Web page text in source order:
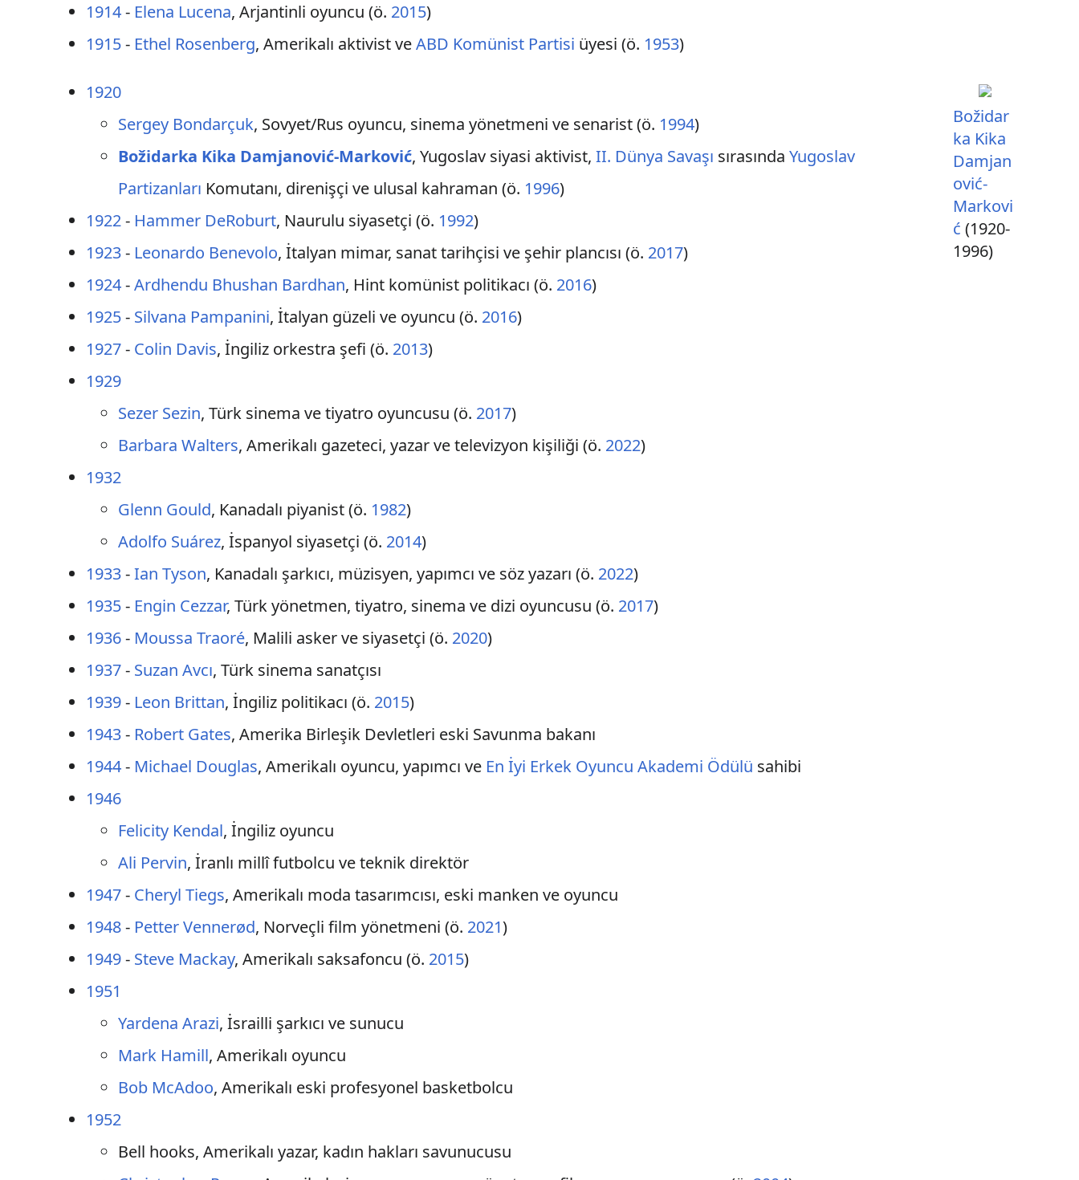
1914- Elena Lucena, Arjantinli oyuncu (ö. 2015)
1915- Ethel Rosenberg, Amerikalı aktivist veABD Komünist Partisi üyesi (ö. 1953)
Božidar
ka Kika
Damjan
ović-
Markovi
ć (1920-
1996)
1920
Sergey Bondarçuk, Sovyet/Rus oyuncu, sinema yönetmeni ve senarist (ö. 1994)
Božidarka Kika Damjanović-Marković, Yugoslav siyasi aktivist,II. Dünya Savaşı sırasındaYugoslav
Partizanları Komutanı, direnişçi ve ulusal kahraman (ö. 1996)
1922- Hammer DeRoburt, Naurulu siyasetçi (ö. 1992)
1923- Leonardo Benevolo, İtalyan mimar, sanat tarihçisi ve şehir plancısı (ö. 2017)
1924-Ardhendu Bhushan Bardhan, Hint komünist politikacı (ö. 2016)
1925- Silvana Pampanini, İtalyan güzeli ve oyuncu (ö. 2016)
1927- Colin Davis, İngiliz orkestra şefi (ö. 2013)
1929
Sezer Sezin, Türk sinema ve tiyatro oyuncusu (ö. 2017)
Barbara Walters, Amerikalı gazeteci, yazar ve televizyon kişiliği (ö. 2022)
1932
Glenn Gould, Kanadalı piyanist (ö. 1982)
Adolfo Suárez, İspanyol siyasetçi (ö. 2014)
1933-Ian Tyson, Kanadalı şarkıcı, müzisyen, yapımcı ve söz yazarı (ö. 2022)
1935- Engin Cezzar, Türk yönetmen, tiyatro, sinema ve dizi oyuncusu (ö. 2017)
1936- Moussa Traoré, Malili asker ve siyasetçi (ö. 2020)
1937- Suzan Avcı, Türk sinema sanatçısı
1939- Leon Brittan, İngiliz politikacı (ö. 2015)
1943- Robert Gates, Amerika Birleşik Devletleri eski Savunma bakanı
1944- Michael Douglas, Amerikalı oyuncu, yapımcı ve En İyi Erkek Oyuncu Akademi Ödülü sahibi
1946
Felicity Kendal, İngiliz oyuncu
Ali Pervin, İranlı millî futbolcu ve teknik direktör
1947- Cheryl Tiegs, Amerikalı moda tasarımcısı, eski manken ve oyuncu
1948- Petter Vennerød, Norveçli film yönetmeni (ö. 2021)
1949- Steve Mackay, Amerikalı saksafoncu (ö. 2015)
1951
Yardena Arazi, İsrailli şarkıcı ve sunucu
Mark Hamill, Amerikalı oyuncu
Bob McAdoo, Amerikalı eski profesyonel basketbolcu
1952
Bell hooks, Amerikalı yazar, kadın hakları savunucusu